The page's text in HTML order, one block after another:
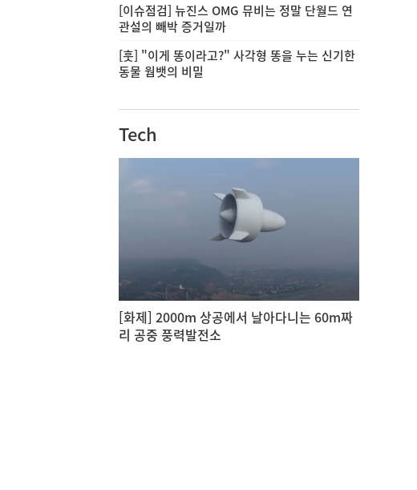
[이슈점검] 뉴진스 OMG 뮤비는 정말 단월드 연
관설의 빼박 증거일까
[훗] "이게 똥이라고?" 사각형 똥을 누는 신기한
동물 웜뱃의 비밀
Tech
[화제] 2000m 상공에서 날아다니는 60m짜
리 공중 풍력발전소